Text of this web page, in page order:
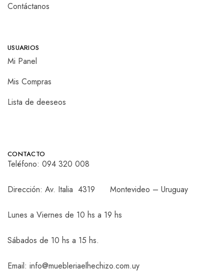
Contáctanos
USUARIOS
Mi Panel
Mis Compras
Lista de deeseos
CONTACTO
Teléfono: 094 320 008
Dirección: Av. Italia 4319 Montevideo – Uruguay
Lunes a Viernes de 10 hs a 19 hs
Sábados de 10 hs a 15 hs.
Email: info@muebleriaelhechizo.com.uy